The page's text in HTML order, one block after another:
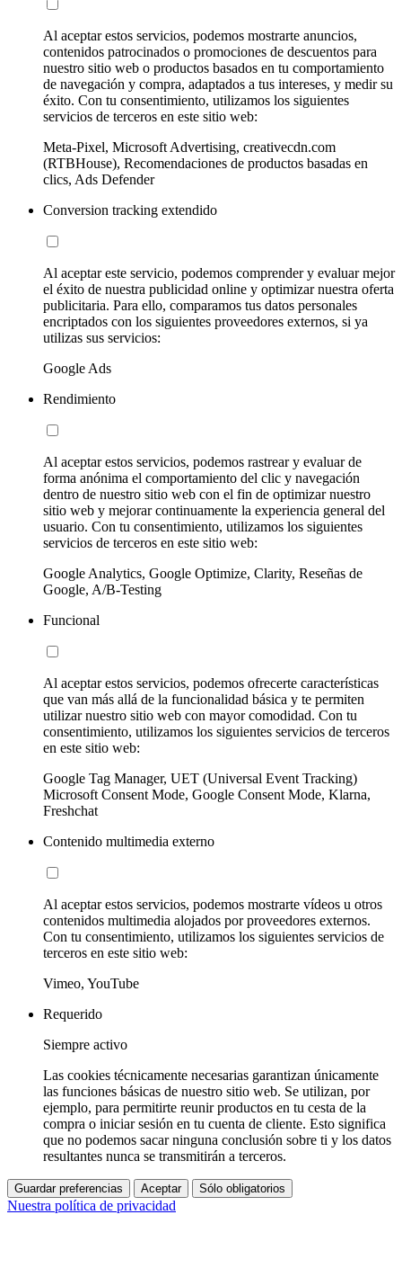
Al aceptar estos servicios, podemos mostrarte anuncios,
contenidos patrocinados o promociones de descuentos para
nuestro sitio web o productos basados en tu comportamiento
de navegación y compra, adaptados a tus intereses, y medir su
éxito. Con tu consentimiento, utilizamos los siguientes
servicios de terceros en este sitio web:
Meta-Pixel, Microsoft Advertising, creativecdn.com
(RTBHouse), Recomendaciones de productos basadas en
clics, Ads Defender
Conversion tracking extendido
Al aceptar este servicio, podemos comprender y evaluar mejor
el éxito de nuestra publicidad online y optimizar nuestra oferta
publicitaria. Para ello, comparamos tus datos personales
encriptados con los siguientes proveedores externos, si ya
utilizas sus servicios:
Google Ads
Rendimiento
Al aceptar estos servicios, podemos rastrear y evaluar de
forma anónima el comportamiento del clic y navegación
dentro de nuestro sitio web con el fin de optimizar nuestro
sitio web y mejorar continuamente la experiencia general del
usuario. Con tu consentimiento, utilizamos los siguientes
servicios de terceros en este sitio web:
Google Analytics, Google Optimize, Clarity, Reseñas de
Google, A/B-Testing
Funcional
Al aceptar estos servicios, podemos ofrecerte características
que van más allá de la funcionalidad básica y te permiten
utilizar nuestro sitio web con mayor comodidad. Con tu
consentimiento, utilizamos los siguientes servicios de terceros
en este sitio web:
Google Tag Manager, UET (Universal Event Tracking)
Microsoft Consent Mode, Google Consent Mode, Klarna,
Freshchat
Contenido multimedia externo
Al aceptar estos servicios, podemos mostrarte vídeos u otros
contenidos multimedia alojados por proveedores externos.
Con tu consentimiento, utilizamos los siguientes servicios de
terceros en este sitio web:
Vimeo, YouTube
Requerido
Siempre activo
Las cookies técnicamente necesarias garantizan únicamente
las funciones básicas de nuestro sitio web. Se utilizan, por
ejemplo, para permitirte reunir productos en tu cesta de la
compra o iniciar sesión en tu cuenta de cliente. Esto significa
que no podemos sacar ninguna conclusión sobre ti y los datos
resultantes nunca se transmitirán a terceros.
Guardar preferencias Aceptar Sólo obligatorios
Nuestra política de privacidad